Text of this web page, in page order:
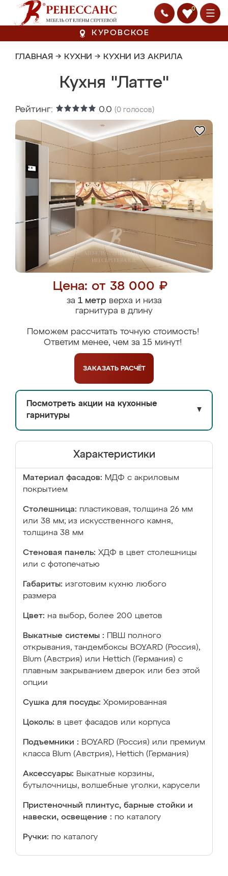
0
КУРОВСКОЕ
ГЛАВНАЯ → КУХНИ → КУХНИ ИЗ АКРИЛА
Кухня "Латте"
Рейтинг: 0.0 (0 голосов)
Цена: от 38 000 ₽
за 1 метрверха и низа
гарнитура в длину
Поможем рассчитать точную стоимость!
Ответим менее, чем за 15 минут!
ЗАКАЗАТЬ РАСЧЁТ
Посмотреть акции на кухонные
гарнитуры
▼
Характеристики
Материал фасадов: МДФ с акриловым
покрытием
Столешница: пластиковая, толщина 26 мм
или 38 мм; из искусственного камня,
толщина 38 мм
Стеновая панель: ХДФ в цвет столешницы
или с фотопечатью
Габариты: изготовим кухню любого
размера
Цвет: на выбор, более 200 цветов
Выкатные системы :
ПВШ полного
открывания, тандембоксы BOYARD (Россия),
Blum (Австрия) или Hettich (Германия) с
плавным закрыванием дверок или без этой
опции
Сушка для посуды: Хромированная
Цоколь: в цвет фасадов или корпуса
Подъемники : BOYARD (Россия) или премиум
класса Blum (Австрия), Hettich (Германия)
Аксессуары: Выкатные корзины,
бутылочницы, волшебные уголки, карусели
Пристеночный плинтус, барные стойки и
навески, освещение : по каталогу
Ручки: по каталогу